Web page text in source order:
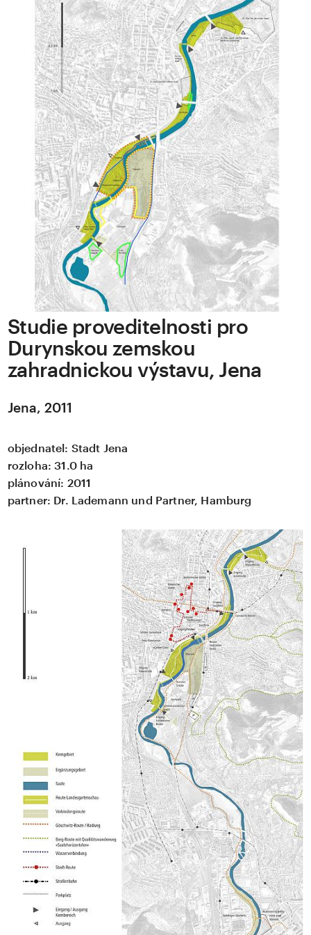
Studie proveditelnosti pro
Durynskou zemskou
zahradnickou výstavu, Jena
Jena, 2011
objednatel: Stadt Jena
rozloha: 31.0 ha
plánování: 2011
partner: Dr. Lademann und Partner, Hamburg